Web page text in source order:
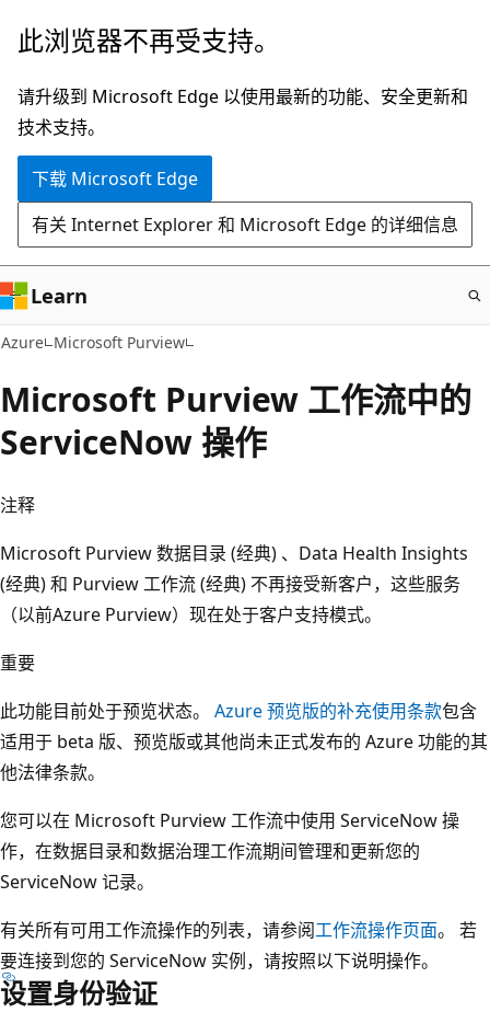
跳
主
要
内
此浏览器不再受支持。
请升级到 Microsoft Edge 以使用最新的功能、安全更新和
技术支持。
下载 Microsoft Edge
有关 Internet Explorer 和 Microsoft Edge 的详细信息
Learn
Azure Microsoft Purview
Microsoft Purview 工作流中的
ServiceNow 操作
注释
Microsoft Purview 数据目录 (经典) 、Data Health Insights
(经典) 和 Purview 工作流 (经典) 不再接受新客户，这些服务
（以前Azure Purview）现在处于客户支持模式。
重要
此功能目前处于预览状态。 Azure 预览版的补充使用条款包含
适用于 beta 版、预览版或其他尚未正式发布的 Azure 功能的其
他法律条款。
您可以在 Microsoft Purview 工作流中使用 ServiceNow 操
作，在数据目录和数据治理工作流期间管理和更新您的
ServiceNow 记录。
有关所有可用工作流操作的列表，请参阅工作流操作页面。 若
要连接到您的 ServiceNow 实例，请按照以下说明操作。
设置身份验证